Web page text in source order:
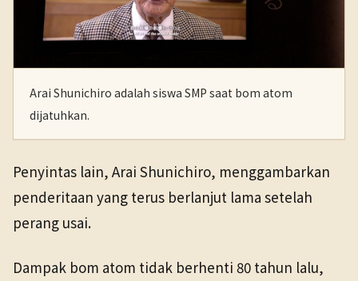
Arai Shunichiro adalah siswa SMP saat bom atom
dijatuhkan.
Penyintas lain, Arai Shunichiro, menggambarkan
penderitaan yang terus berlanjut lama setelah
perang usai.
Dampak bom atom tidak berhenti 80 tahun lalu,